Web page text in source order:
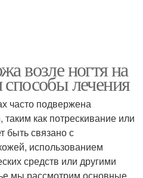
возле ногтя на
лечения
часто подвержена
как потрескивание или
быть связано с
использованием
средств или другими